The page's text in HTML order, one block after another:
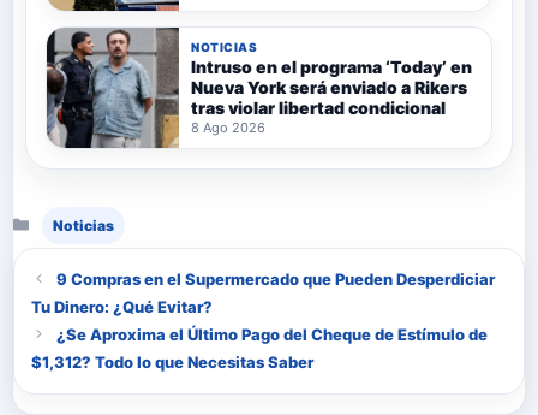
NOTICIAS
Intruso en el programa ‘Today’ en
Nueva York será enviado a Rikers
tras violar libertad condicional
8 Ago 2026
Noticias
9 Compras en el Supermercado que Pueden Desperdiciar
Tu Dinero: ¿Qué Evitar?
¿Se Aproxima el Último Pago del Cheque de Estímulo de
$1,312? Todo lo que Necesitas Saber